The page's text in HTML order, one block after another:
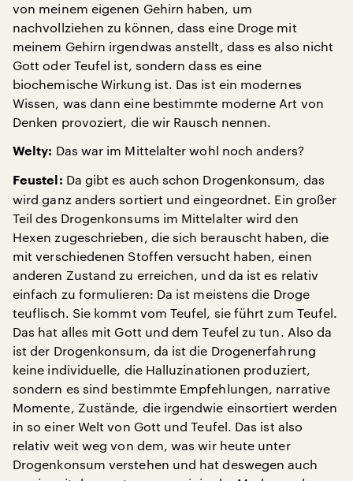
von meinem eigenen Gehirn haben, um
nachvollziehen zu können, dass eine Droge mit
meinem Gehirn irgendwas anstellt, dass es also nicht
Gott oder Teufel ist, sondern dass es eine
biochemische Wirkung ist. Das ist ein modernes
Wissen, was dann eine bestimmte moderne Art von
Denken provoziert, die wir Rausch nennen.
Welty: Das war im Mittelalter wohl noch anders?
Feustel: Da gibt es auch schon Drogenkonsum, das
wird ganz anders sortiert und eingeordnet. Ein großer
Teil des Drogenkonsums im Mittelalter wird den
Hexen zugeschrieben, die sich berauscht haben, die
mit verschiedenen Stoffen versucht haben, einen
anderen Zustand zu erreichen, und da ist es relativ
einfach zu formulieren: Da ist meistens die Droge
teuflisch. Sie kommt vom Teufel, sie führt zum Teufel.
Das hat alles mit Gott und dem Teufel zu tun. Also da
ist der Drogenkonsum, da ist die Drogenerfahrung
keine individuelle, die Halluzinationen produziert,
sondern es sind bestimmte Empfehlungen, narrative
Momente, Zustände, die irgendwie einsortiert werden
in so einer Welt von Gott und Teufel. Das ist also
relativ weit weg von dem, was wir heute unter
Drogenkonsum verstehen und hat deswegen auch